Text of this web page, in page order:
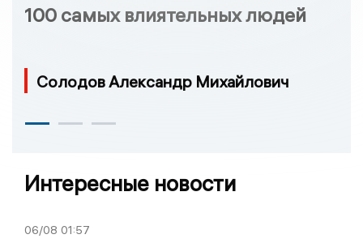
100 самых влиятельных людей
Солодов Александр Михайлович
Интересные новости
06/08 01:57